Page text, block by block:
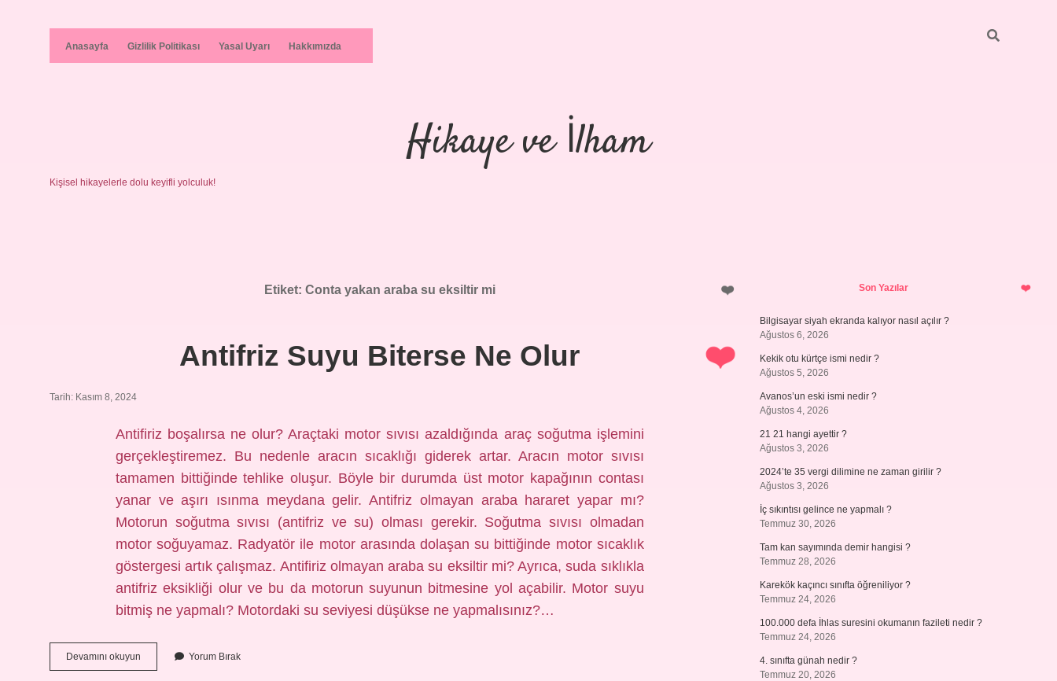
Anasayfa Gizlilik Politikası Yasal Uyarı Hakkımızda
Hikaye ve İlham
Kişisel hikayelerle dolu keyifli yolculuk!
Etiket: Conta yakan araba su eksiltir mi
Antifriz Suyu Biterse Ne Olur
Tarih: Kasım 8, 2024
Antifiriz boşalırsa ne olur? Araçtaki motor sıvısı azaldığında araç soğutma işlemini
gerçekleştiremez. Bu nedenle aracın sıcaklığı giderek artar. Aracın motor sıvısı
tamamen bittiğinde tehlike oluşur. Böyle bir durumda üst motor kapağının contası
yanar ve aşırı ısınma meydana gelir. Antifriz olmayan araba hararet yapar mı?
Motorun soğutma sıvısı (antifriz ve su) olması gerekir. Soğutma sıvısı olmadan
motor soğuyamaz. Radyatör ile motor arasında dolaşan su bittiğinde motor sıcaklık
göstergesi artık çalışmaz. Antifiriz olmayan araba su eksiltir mi? Ayrıca, suda sıklıkla
antifriz eksikliği olur ve bu da motorun suyunun bitmesine yol açabilir. Motor suyu
bitmiş ne yapmalı? Motordaki su seviyesi düşükse ne yapmalısınız?…
Devamını okuyun
Suyu
Yorum Bırak
SidebarSon Yazılar
Bilgisayar siyah ekranda kalıyor nasıl açılır ?
Ağustos 6, 2026
Kekik otu kürtçe ismi nedir ?
Ağustos 5, 2026
Avanos’un eski ismi nedir ?
Ağustos 4, 2026
21 21 hangi ayettir ?
Ağustos 3, 2026
2024’te 35 vergi dilimine ne zaman girilir ?
Ağustos 3, 2026
İç sıkıntısı gelince ne yapmalı ?
Temmuz 30, 2026
Tam kan sayımında demir hangisi ?
Temmuz 28, 2026
Karekök kaçıncı sınıfta öğreniliyor ?
Temmuz 24, 2026
100.000 defa İhlas suresini okumanın fazileti nedir ?
Temmuz 24, 2026
4. sınıfta günah nedir ?
Temmuz 20, 2026